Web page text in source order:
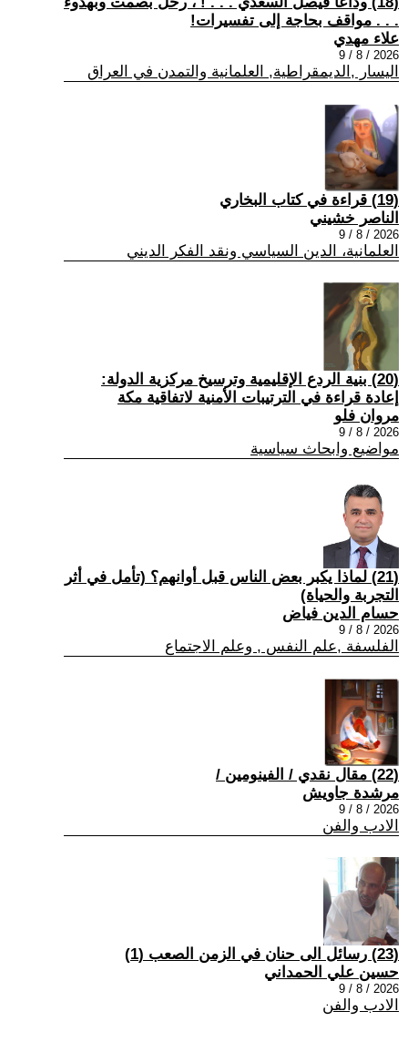
. . . مواقف بحاجة إلى تفسيرات!
علاء مهدي
2026 / 8 / 9
اليسار ,الديمقراطية, العلمانية والتمدن في العراق
(19) قراءة في كتاب البخاري
الناصر خشيني
2026 / 8 / 9
العلمانية، الدين السياسي ونقد الفكر الديني
(20) بنية الردع الإقليمية وترسيخ مركزية الدولة:
إعادة قراءة في الترتيبات الأمنية لاتفاقية مكة
مروان فلو
2026 / 8 / 9
مواضيع وابحاث سياسية
(21) لماذا يكبر بعض الناس قبل أوانهم؟ (تأمل في أثر
التجربة والحياة)
حسام الدين فياض
2026 / 8 / 9
الفلسفة ,علم النفس , وعلم الاجتماع
(22) مقال نقدي / الفينومين /
مرشدة جاويش
2026 / 8 / 9
الادب والفن
(23) رسائل الى حنان في الزمن الصعب (1)
حسين علي الحمداني
2026 / 8 / 9
الادب والفن